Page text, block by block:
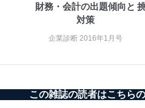
当社カスタマーQ＆
ｅメー
ｅメー
るご案
個人情報
当社の従業者の個
人事、
財務・会計の出題傾向と
対策
企業診断 2016年1月号
この雑誌の読者はこちら